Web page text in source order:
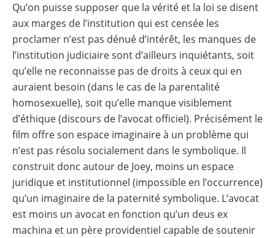
Qu’on puisse supposer que la vérité et la loi se disent
aux marges de l’institution qui est censée les
proclamer n’est pas dénué d’intérêt, les manques de
l’institution judiciaire sont d’ailleurs inquiétants, soit
qu’elle ne reconnaisse pas de droits à ceux qui en
auraient besoin (dans le cas de la parentalité
homosexuelle), soit qu’elle manque visiblement
d’éthique (discours de l’avocat officiel). Précisément le
film offre son espace imaginaire à un problème qui
n’est pas résolu socialement dans le symbolique. Il
construit donc autour de Joey, moins un espace
juridique et institutionnel (impossible en l’occurrence)
qu’un imaginaire de la paternité symbolique. L’avocat
est moins un avocat en fonction qu’un deus ex
machina et un père providentiel capable de soutenir